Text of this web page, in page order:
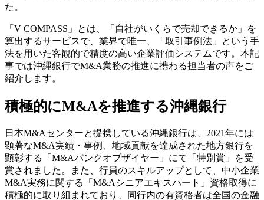
た。
「V COMPASS」とは、「自社がいくらで売却できるか」を
算出するサービスで、業界で唯一、「取引事例法」という手
法を用いた客観的で精度の高い企業評価システムです。本記
事では沖縄銀行でM&A業務の推進に携わる担当者の声をご
紹介します。
積極的にM&Aを推進する沖縄銀行
日本M&Aセンターと提携している沖縄銀行は、2021年には
顕著なM&A実績・事例、地域貢献を達成された地方銀行を
顕彰する「M&Aバンクオブザイヤー」にて「特別賞」を受
賞されました。また、行員のスキルアップとして、中小企業
M&A実務に関する「M&Aシニアエキスパート」資格取得に
積極的に取り組まれており、同行内の有資格者は全国の金融